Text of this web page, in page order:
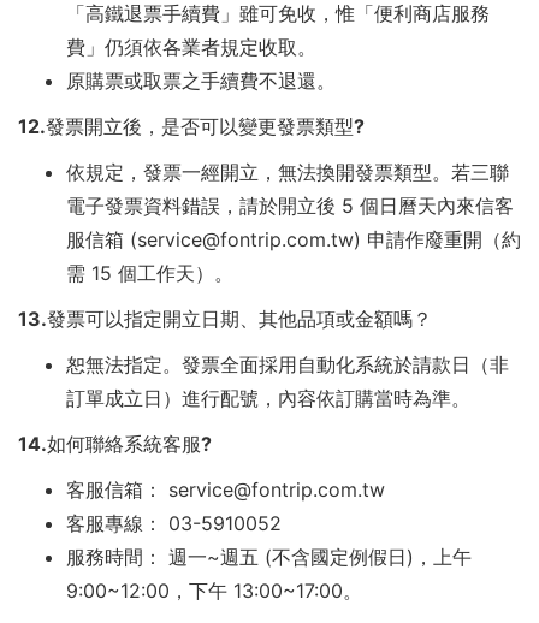
「高鐵退票手續費」雖可免收，惟「便利商店服務
費」仍須依各業者規定收取。
原購票或取票之手續費不退還。
12.發票開立後，是否可以變更發票類型?
依規定，發票一經開立，無法換開發票類型。若三聯
電子發票資料錯誤，請於開立後 5 個日曆天內來信客
服信箱 (service@fontrip.com.tw) 申請作廢重開（約
需 15 個工作天）。
13.發票可以指定開立日期、其他品項或金額嗎？
恕無法指定。發票全面採用自動化系統於請款日（非
訂單成立日）進行配號，內容依訂購當時為準。
14.如何聯絡系統客服?
客服信箱： service@fontrip.com.tw
客服專線： 03-5910052
服務時間： 週一~週五 (不含國定例假日)，上午
9:00~12:00，下午 13:00~17:00。